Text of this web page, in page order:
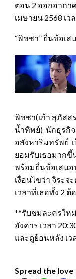
ตอน 2 ออกอากา
เมษายน 2568 เว
“พิชชา” ยื่นข้อเส
พิชชา(เก้า สุภัส
น้ำทิพย์) นักธุรกิ
อสังหาริมทรัพย์
ยอมรับเธอมากขึ้
พร้อมยื่นข้อเสนอ
เงื่อนไขว่า จิระจ
เวลาที่เธอทั้ง 2
**รับชมละครให
อังคาร เวลา
และดูย้อนหลัง เว
Spread the love